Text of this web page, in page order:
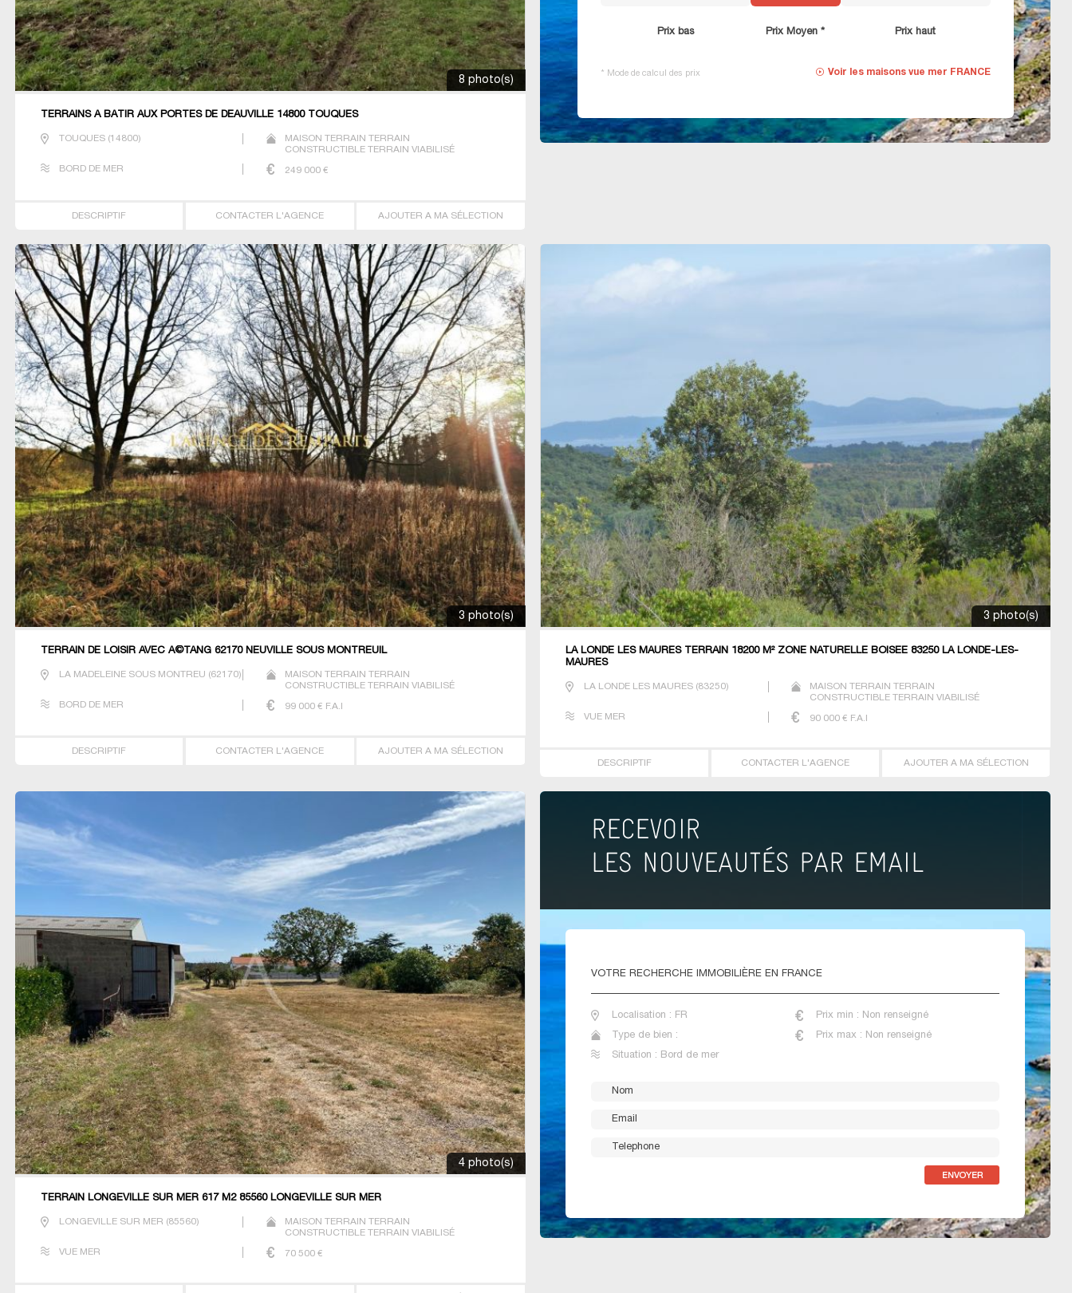
8 photo(s)
TERRAINS À BÂTIR AUX PORTES DE DEAUVILLE 14800 TOUQUES
TOUQUES(14800)
MAISON TERRAIN TERRAIN
CONSTRUCTIBLE TERRAIN VIABILISÉ
BORD DE MER 249 000€
DESCRIPTIF CONTACTER L'AGENCE AJOUTER A MA SÉLECTION
Prix bas Prix Moyen * Prix haut
Voir les maisons vue mer FRANCE
* Mode de calcul des prix
3 photo(s)
TERRAIN DE LOISIR AVEC Ã©TANG 62170 NEUVILLE SOUS MONTREUIL
LA MADELEINE SOUS MONTREU (62170)
MAISON TERRAIN TERRAIN
CONSTRUCTIBLE TERRAIN VIABILISÉ
BORD DE MER 99 000€ F.A.I
DESCRIPTIF CONTACTER L'AGENCE AJOUTER A MA SÉLECTION
3 photo(s)
LA LONDE LES MAURES TERRAIN 18200 M² ZONE NATURELLE BOISEE 83250 LA LONDE-LES-
MAURES
LA LONDE LES MAURES (83250)
MAISON TERRAIN TERRAIN
CONSTRUCTIBLE TERRAIN VIABILISÉ
VUE MER 90 000 € F.A.I
DESCRIPTIF CONTACTER L'AGENCE AJOUTER A MA SÉLECTION
4 photo(s)
TERRAIN LONGEVILLE SUR MER 617 M2 85560 LONGEVILLE SUR MER
LONGEVILLE SUR MER (85560)
MAISON TERRAIN TERRAIN
CONSTRUCTIBLE TERRAIN VIABILISÉ
VUE MER 70 500€
VOTRE RECHERCHE IMMOBILIÈRE EN FRANCE
Localisation : FR Prix min : Non renseigné
Type de bien : Prix max : Non renseigné
Situation : Bord de mer